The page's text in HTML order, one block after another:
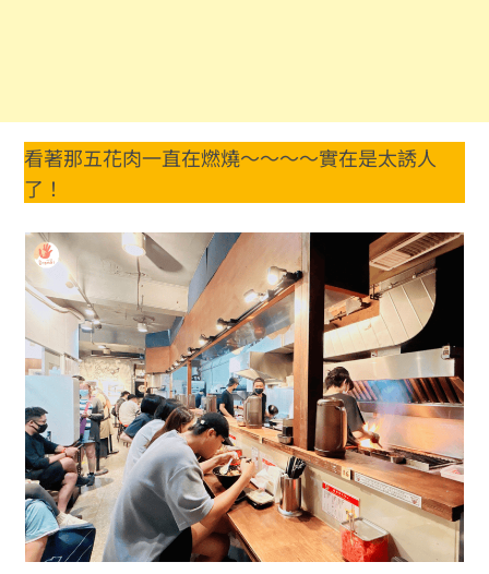
看著那五花肉一直在燃燒～～～～實在是太誘人
了！